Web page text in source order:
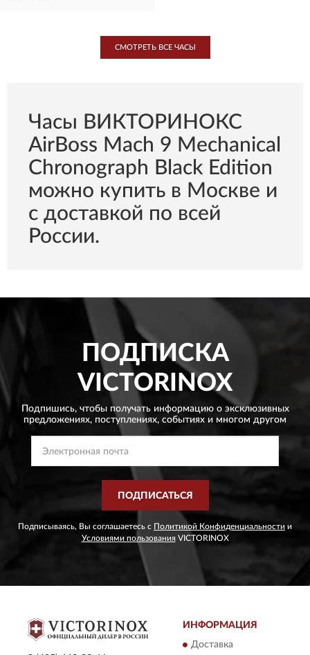
СМОТРЕТЬ ВСЕ ЧАСЫ
Часы ВИКТОРИНОКС
AirBoss Mach 9 Mechanical
Chronograph Black Edition
можно купить в Москве и
с доставкой по всей
России.
ПОДПИСКА
VICTORINOX
Подпишись, чтобы получать информацию о эксклюзивных
предложениях, поступлениях, событиях и многом другом
ПОДПИСАТЬСЯ
Подписываясь, Вы соглашаетесь с Политикой Конфиденциальности и
Условиями пользованияVICTORINOX
ИНФОРМАЦИЯ
Доставка